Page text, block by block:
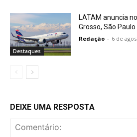
Destaques
LATAM anuncia
Grosso, São
Redação - 6 de
DEIXE UMA RESPOSTA